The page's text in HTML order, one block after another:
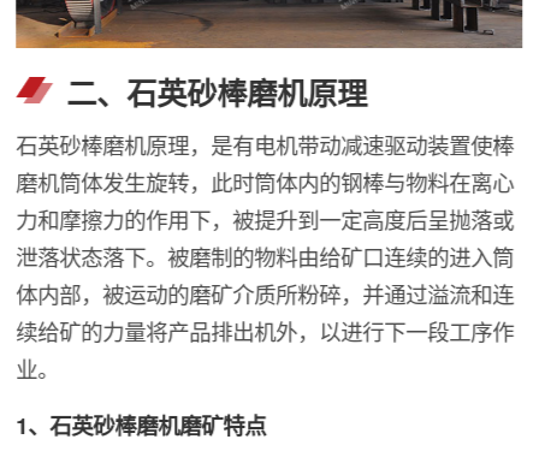
二、石英砂棒磨机原理
石英砂棒磨机原理，是有电机带动减速驱动装置使棒
磨机筒体发生旋转，此时筒体内的钢棒与物料在离心
力和摩擦力的作用下，被提升到一定高度后呈抛落或
泄落状态落下。被磨制的物料由给矿口连续的进入筒
体内部，被运动的磨矿介质所粉碎，并通过溢流和连
续给矿的力量将产品排出机外，以进行下一段工序作
业。
1、石英砂棒磨机磨矿特点